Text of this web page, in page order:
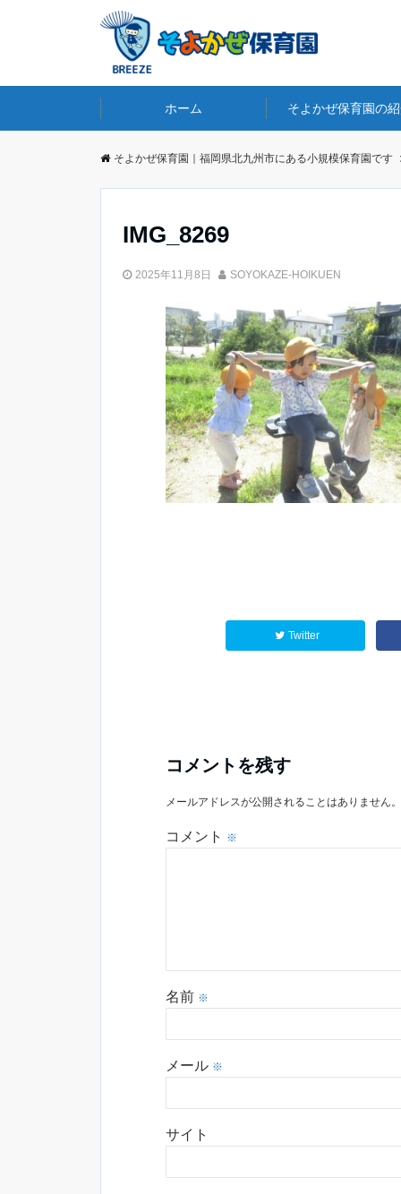
ホーム そよかぜ保育園の
そよかぜ保育園｜福岡県北九州市にある小規模保育園です
IMG_8269
2025年11月8日 SOYOKAZE-HOIKUEN
Twitter
コメントを残す
メールアドレスが公開されることはありません。
コメント ※
名前 ※
メール ※
サイト